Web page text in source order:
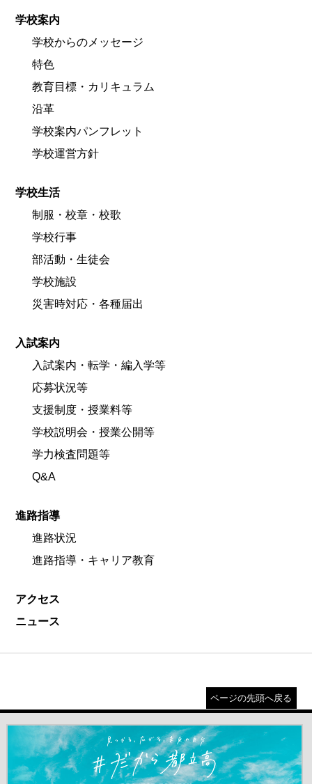
学校案内
学校からのメッセージ
特色
教育目標・カリキュラム
沿革
学校案内パンフレット
学校運営方針
学校生活
制服・校章・校歌
学校行事
部活動・生徒会
学校施設
災害時対応・各種届出
入試案内
入試案内・転学・編入学等
応募状況等
支援制度・授業料等
学校説明会・授業公開等
学力検査問題等
Q&A
進路指導
進路状況
進路指導・キャリア教育
アクセス
ニュース
ページの先頭へ戻る
＃だから都立高（別ウインドウが開きます）